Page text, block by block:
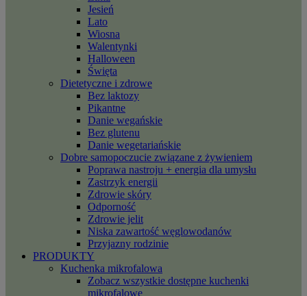
Jesień
Lato
Wiosna
Walentynki
Halloween
Święta
Dietetyczne i zdrowe
Bez laktozy
Pikantne
Danie wegańskie
Bez glutenu
Danie wegetariańskie
Dobre samopoczucie związane z żywieniem
Poprawa nastroju + energia dla umysłu
Zastrzyk energii
Zdrowie skóry
Odporność
Zdrowie jelit
Niska zawartość węglowodanów
Przyjazny rodzinie
PRODUKTY
Kuchenka mikrofalowa
Zobacz wszystkie dostępne kuchenki
mikrofalowe